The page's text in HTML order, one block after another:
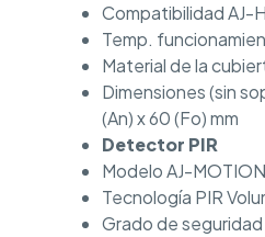
Compatibilidad AJ-
Temp.
Material de la
Dimensiones (sin
(An) x 60 (Fo) mm
Detector PIR
Modelo AJ-
Tecnología PIR
Grado de